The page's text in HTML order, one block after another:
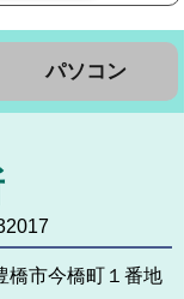
パソコン
市今橋町１番地